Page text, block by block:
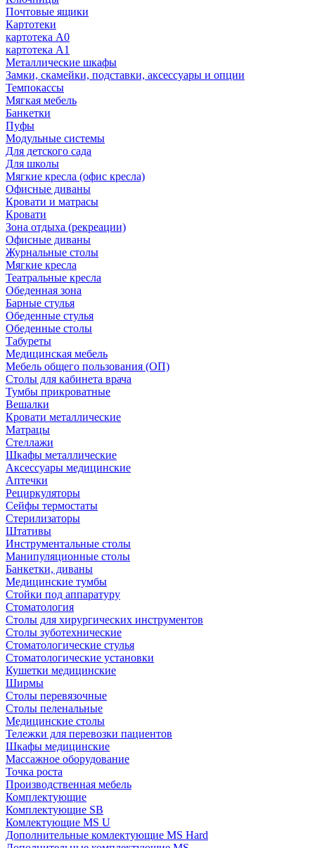
Почтовые ящики
Картотеки
картотека А0
картотека А1
Металлические шкафы
Замки, скамейки, подставки, аксессуары и опции
Темпокассы
Мягкая мебель
Банкетки
Пуфы
Модульные системы
Для детского сада
Для школы
Мягкие кресла (офис кресла)
Офисные диваны
Кровати и матрасы
Кровати
Зона отдыха (рекреации)
Офисные диваны
Журнальные столы
Мягкие кресла
Театральные кресла
Обеденная зона
Барные стулья
Обеденные стулья
Обеденные столы
Табуреты
Медицинская мебель
Мебель общего пользования (ОП)
Столы для кабинета врача
Тумбы прикроватные
Вешалки
Кровати металлические
Матрацы
Стеллажи
Шкафы металлические
Аксессуары медицинские
Аптечки
Рециркуляторы
Сейфы термостаты
Стерилизаторы
Штативы
Инструментальные столы
Манипуляционные столы
Банкетки, диваны
Медицинские тумбы
Стойки под аппаратуру
Стоматология
Столы для хирургических инструментов
Столы зуботехнические
Стоматологические стулья
Стоматологические установки
Кушетки медицинские
Ширмы
Столы перевязочные
Столы пеленальные
Медицинские столы
Тележки для перевозки пациентов
Шкафы медицинские
Массажное оборудование
Точка роста
Производственная мебель
Комплектующие
Комплектующие SB
Комлектующие MS U
Дополнительные комлектующие MS Hard